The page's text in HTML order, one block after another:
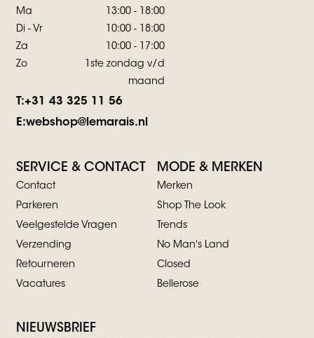
Ma
13:00 - 18:00
Di - Vr
10:00 - 18:00
Za
10:00 - 17:00
Zo
1ste zondag v/d
maand
T:+31 43 325 11 56
E:webshop@lemarais.nl
SERVICE & CONTACT
Contact
Parkeren
Veelgestelde Vragen
Verzending
Retourneren
Vacatures
MODE & MERKEN
Merken
Shop The Look
Trends
No Man's Land
Closed
Bellerose
NIEUWSBRIEF